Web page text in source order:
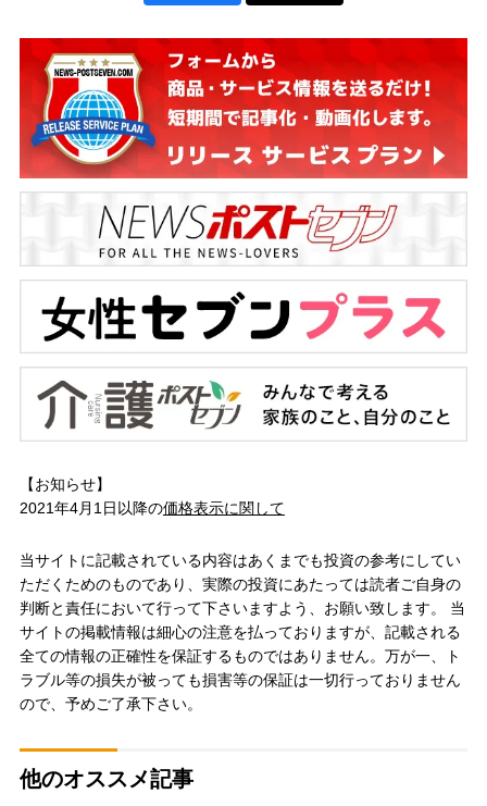
【お知らせ】
2021年4月1日以降の価格表示に関して
当サイトに記載されている内容はあくまでも投資の参考にしてい
ただくためのものであり、実際の投資にあたっては読者ご自身の
判断と責任において行って下さいますよう、お願い致します。 当
サイトの掲載情報は細心の注意を払っておりますが、記載される
全ての情報の正確性を保証するものではありません。万が一、ト
ラブル等の損失が被っても損害等の保証は一切行っておりません
ので、予めご了承下さい。
他のオススメ記事